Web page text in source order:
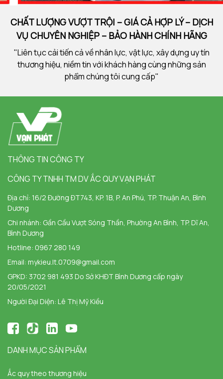
CHẤT LƯỢNG VƯỢT TRỘI – GIÁ CẢ HỢP LÝ – DỊCH
VỤ CHUYÊN NGHIỆP – BẢO HÀNH CHÍNH HÃNG
"Liên tục cải tiến cả về nhân lực, vật lực, xây dựng uy tín
thương hiệu, niềm tin với khách hàng cùng những sản
phẩm chúng tôi cung cấp"
THÔNG TIN CÔNG TY
CÔNG TY TNHH TM DV ẮC QUY VẠN PHÁT
Địa chỉ: 16/2 Đường ĐT743, KP. 1B, P. An Phú, TP. Thuận An, Bình
Dương
Chi nhánh: Gần Cầu Vượt Sóng Thần, Phường An Bình, TP. Dĩ An,
Bình Dương
Hotline: 0967 280 149
Email: mykieu.lt.0709@gmail.com
GPKD: 3702 981 493 Do Sở KHĐT Bình Dương cấp ngày
20/05/2021
Người Đại Diện: Lê Thị Mỹ Kiều
DANH MỤC SẢN PHẨM
Ắc quy theo thương hiệu